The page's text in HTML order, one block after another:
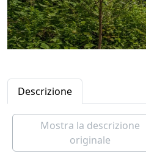
Descrizione
Mostra la descrizione
originale